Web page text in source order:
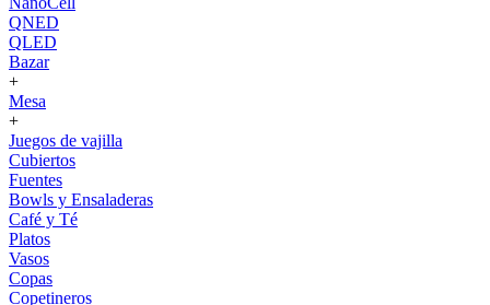
QNED
QLED
Bazar
+
Mesa
+
Juegos de vajilla
Cubiertos
Fuentes
Bowls y Ensaladeras
Café y Té
Platos
Vasos
Copas
Copetineros